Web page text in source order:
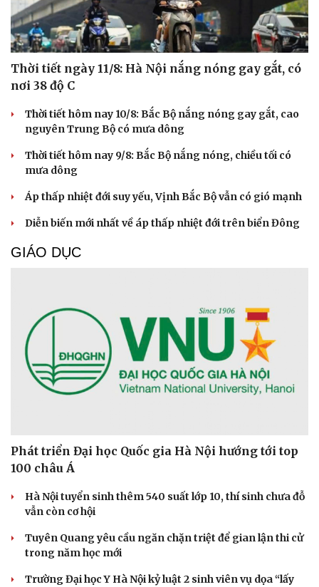
Thời tiết ngày 11/8: Hà Nội nắng nóng gay gắt, có
nơi 38 độ C
Thời tiết hôm nay 10/8: Bắc Bộ nắng nóng gay gắt, cao
nguyên Trung Bộ có mưa dông
Thời tiết hôm nay 9/8: Bắc Bộ nắng nóng, chiều tối có
mưa dông
Áp thấp nhiệt đới suy yếu, Vịnh Bắc Bộ vẫn có gió mạnh
Diễn biến mới nhất về áp thấp nhiệt đới trên biển Đông
GIÁO DỤC
Phát triển Đại học Quốc gia Hà Nội hướng tới top
100 châu Á
Hà Nội tuyển sinh thêm 540 suất lớp 10, thí sinh chưa đỗ
vẫn còn cơ hội
Tuyên Quang yêu cầu ngăn chặn triệt để gian lận thi cử
trong năm học mới
Trường Đại học Y Hà Nội kỷ luật 2 sinh viên vụ dọa “lấy